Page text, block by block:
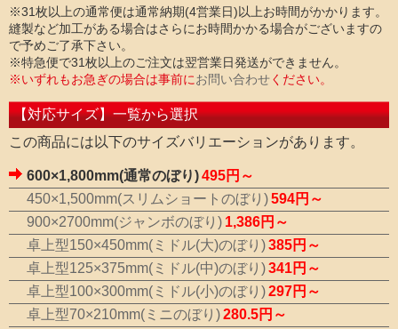
※31枚以上の通常便は通常納期(4営業日)以上お時間がかかります。
縫製など加工がある場合はさらにお時間かかる場合がございますの
で予めご了承下さい。
※特急便で31枚以上のご注文は翌営業日発送ができません。
※いずれもお急ぎの場合は事前にお問い合わせください。
【対応サイズ】一覧から選択
この商品には以下のサイズバリエーションがあります。
600×1,800mm(通常のぼり)495円～
450×1,500mm(スリムショートのぼり)594円～
900×2700mm(ジャンボのぼり) 1,386円～
卓上型150×450mm(ミドル(大)のぼり)385円～
卓上型125×375mm(ミドル(中)のぼり)341円～
卓上型100×300mm(ミドル(小)のぼり)297円～
卓上型70×210mm(ミニのぼり)280.5円～